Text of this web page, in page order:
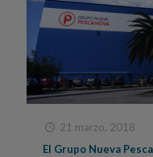
21 marzo, 2018
El Grupo Nueva